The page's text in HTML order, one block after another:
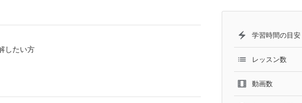
したい方
学習時間の目安
レッスン数
動画数